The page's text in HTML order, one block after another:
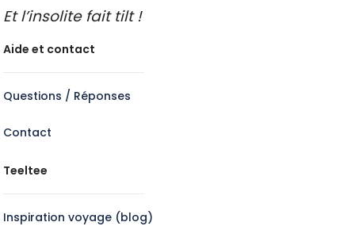
Et l’insolite fait tilt !
Aide et contact
Questions / Réponses
Contact
Teeltee
Inspiration voyage (blog)